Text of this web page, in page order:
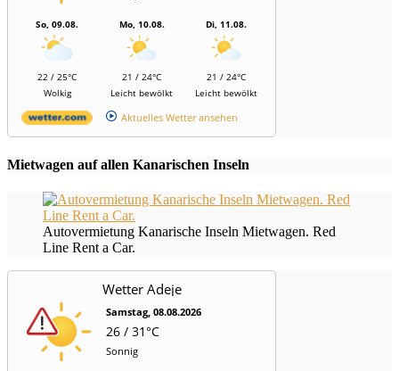
So, 09.08.
22 / 25°C
Wolkig
Mo, 10.08.
21 / 24°C
Leicht bewölkt
Di, 11.08.
21 / 24°C
Leicht bewölkt
Aktuelles Wetter ansehen
Mietwagen auf allen Kanarischen Inseln
Autovermietung Kanarische Inseln Mietwagen. Red
Line Rent a Car.
Wetter Adeje
Samstag, 08.08.2026
26 / 31°C
Sonnig